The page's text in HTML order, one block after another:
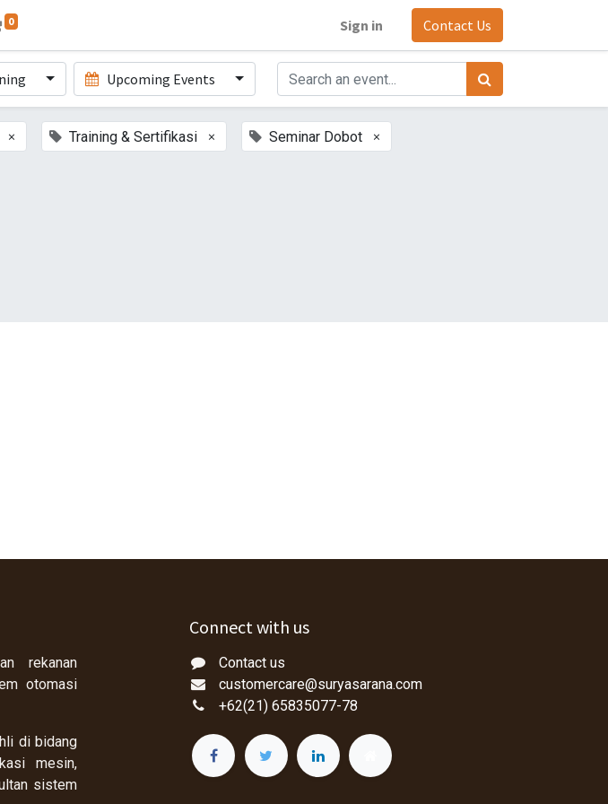
0 Sign in Contact Us
Upcoming Events
× Training & Sertifikasi × Seminar Dobot ×
rekanan
otomasi
di bidang
mesin,
sistem
Connect with us
Contact us
customercare@suryasarana.com
+62(21) 65835077-78